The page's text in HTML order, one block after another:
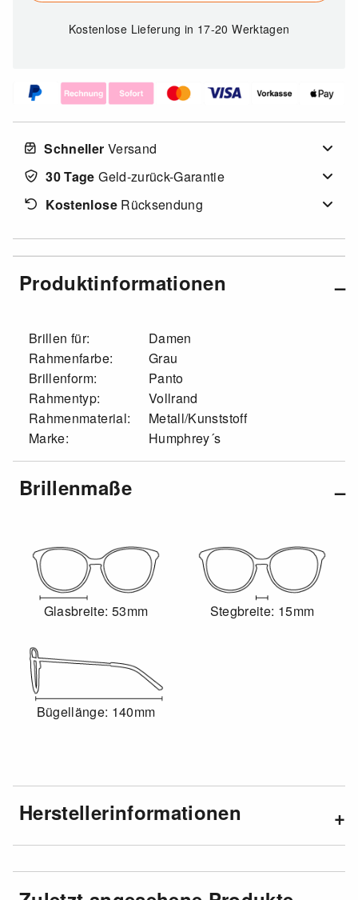
Kostenlose Lieferungin 17-20 Werktagen
Schneller Versand
30 Tage Geld-zurück-Garantie
KostenloseRücksendung
Produktinformationen
Brillen für:
Damen
Rahmenfarbe:
Grau
Brillenform:
Panto
Rahmentyp:
Vollrand
Rahmenmaterial:
Metall/Kunststoff
Marke:
Humphrey´s
Brillenmaße
Glasbreite: 53mm Stegbreite: 15mm
Bügellänge: 140mm
Herstellerinformationen